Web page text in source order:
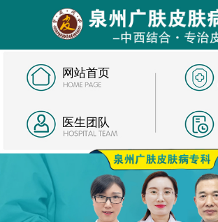
网站首页
医生团队